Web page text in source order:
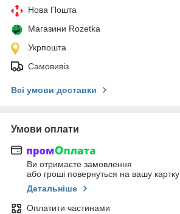
Нова Пошта
Магазини Rozetka
Укрпошта
Самовивіз
Всі умови доставки
Умови оплати
Ви отримаєте замовлення
або гроші повернуться на вашу картку
Детальніше
Оплатити частинами